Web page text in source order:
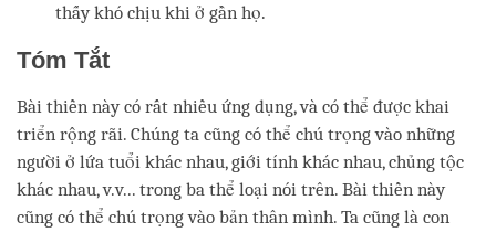
thấy khó chịu khi ở gần họ.
Tóm Tắt
Bài thiền này có rất nhiều ứng dụng, và có thể được khai
triển rộng rãi. Chúng ta cũng có thể chú trọng vào những
người ở lứa tuổi khác nhau, giới tính khác nhau, chủng tộc
khác nhau, v.v... trong ba thể loại nói trên. Bài thiền này
cũng có thể chú trọng vào bản thân mình. Ta cũng là con